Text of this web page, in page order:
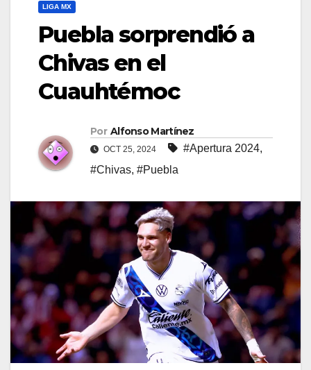
LIGA MX
Puebla sorprendió a
Chivas en el
Cuauhtémoc
Por Alfonso Martínez
OCT 25, 2024 #Apertura 2024,
#Chivas, #Puebla